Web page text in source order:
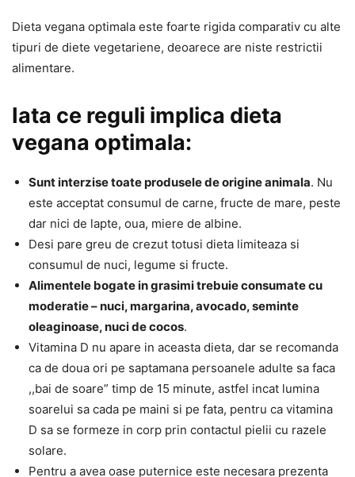
Dieta vegana optimala este foarte rigida comparativ cu alte
tipuri de diete vegetariene, deoarece are niste restrictii
alimentare.
Iata ce reguli implica dieta
vegana optimala:
Sunt interzise toate produsele de origine animala. Nu
este acceptat consumul de carne, fructe de mare, peste
dar nici de lapte, oua, miere de albine.
Desi pare greu de crezut totusi dieta limiteaza si
consumul de nuci, legume si fructe.
Alimentele bogate in grasimi trebuie consumate cu
moderatie – nuci, margarina, avocado, seminte
oleaginoase, nuci de cocos.
Vitamina D nu apare in aceasta dieta, dar se recomanda
ca de doua ori pe saptamana persoanele adulte sa faca
,,bai de soare” timp de 15 minute, astfel incat lumina
soarelui sa cada pe maini si pe fata, pentru ca vitamina
D sa se formeze in corp prin contactul pielii cu razele
solare.
Pentru a avea oase puternice este necesara prezenta